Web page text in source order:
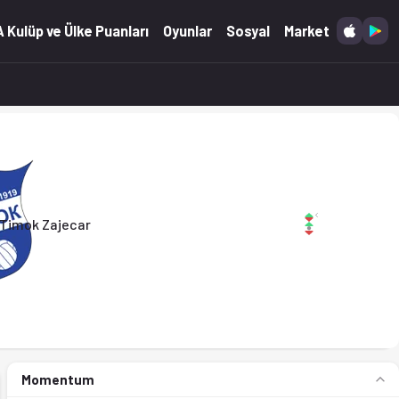
(07.06.2026)
Kulüp ve Ülke Puanları Oyunlar Sosyal Market
Zajecar
Momentum